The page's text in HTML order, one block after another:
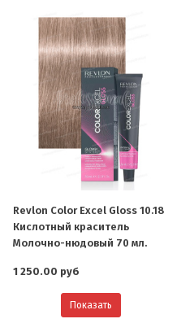
Revlon Color Excel Gloss 10.18
Кислотный краситель
Молочно-нюдовый 70 мл.
1 250.00 руб
Показать